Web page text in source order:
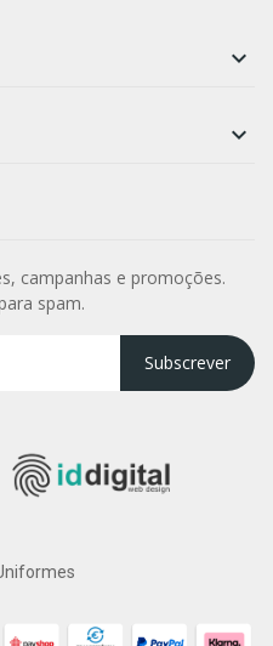


campanhas e promoções.
spam.
Subscrever